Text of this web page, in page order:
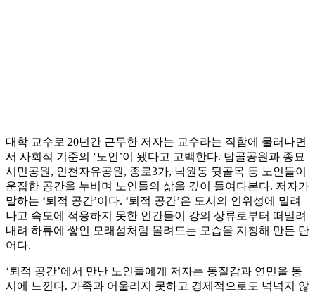
대학 교수로 20년간 근무한 저자는 교수라는 직함에 물러나면
서 사회적 기준의 ‘노인’이 됐다고 고백한다. 탑골공원과 종묘
시민공원, 인천자유공원, 종로3가, 낙원동 뒷골목 등 노인들이
운집한 공간을 누비며 노인들의 삶을 깊이 들여다본다. 저자가
말하는 ‘퇴적 공간’이다. ‘퇴적 공간’은 도시의 인위성에 밀려
나고 속도에 적응하지 못한 인간들이 강의 상류로부터 떠밀려
내려 하류에 쌓인 모래섬처럼 몰려드는 모습을 지칭해 만든 단
어다.
‘퇴적 공간’에서 만난 노인들에게 저자는 동질감과 연민을 동
시에 느낀다. 가족과 어울리지 못하고 경제적으로도 넉넉지 않